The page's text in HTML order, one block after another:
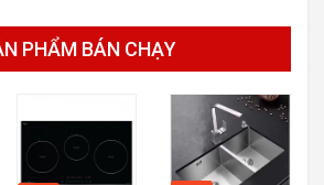
PHẨM BÁN CHẠY